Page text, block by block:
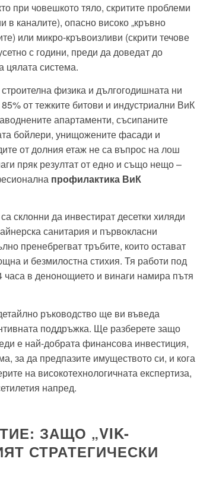
при човешкото тяло, скритите проблеми
в каналите), опасно високо „кръвно
или микро-кръвоизливи (скрити течове
с години, преди да доведат до
цялата система.
физика и дългогодишната ни
от тежките битови и индустриални ВиК
апартаменти, съсипаните
бойлери, унищожените фасади и
от долния етаж не са въпрос на лош
пряк резултат от едно и също нещо –
профилактика ВиК
склонни да инвестират десетки хиляди
санитария и първокласни
пренебрегват тръбите, които остават
и безмилостна стихия. Тя работи под
часа в денонощието и винаги намира пътя
ръководство ще ви въведа
поддръжка. Ще разберете защо
е най-добрата финансова инвестиция,
за да предпазите имуществото си, и кога
на високотехнологичната експертиза,
напред.
ЗАЩО „VIK-
СТРАТЕГИЧЕСКИ